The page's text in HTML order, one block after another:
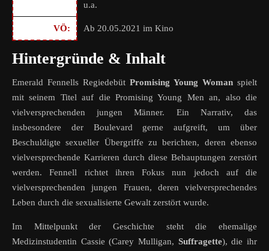
u.a.
VÖ: Ab 20.05.2021 im Kino
Hintergründe & Inhalt
Emerald Fennells Regiedebüt Promising Young Woman spielt
mit seinem Titel auf die Promising Young Men an, also die
vielversprechenden jungen Männer. Ein Narrativ, das
insbesondere der Boulevard gerne aufgreift, um über
Beschuldigte sexueller Übergriffe zu berichten, deren ebenso
vielversprechende Karrieren durch diese Behauptungen zerstört
werden. Fennell richtet ihren Fokus nun jedoch auf die
vielversprechenden jungen Frauen, deren vielversprechendes
Leben durch die sexualisierte Gewalt zerstört wurde.
Im Mittelpunkt der Geschichte steht die ehemalige
Medizinstudentin Cassie (Carey Mulligan, Suffragette), die ihr